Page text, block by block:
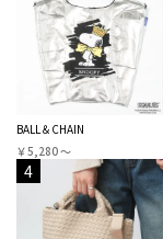
BALL＆CHAIN
￥5,280 〜
4